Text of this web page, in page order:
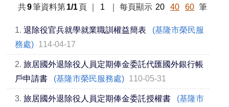
共9筆資料第1/1頁 1 每頁顯示 20 40 60 筆
1. 退除役官兵就學就業職訓權益簡表
(基隆市榮民服
務處) 114-04-17
2. 旅居國外退除役人員定期俸金委託代匯國外銀行帳
戶申請書
(基隆市榮民服務處) 110-05-31
3. 旅居國外退除役人員定期俸金委託授權書
(基隆市